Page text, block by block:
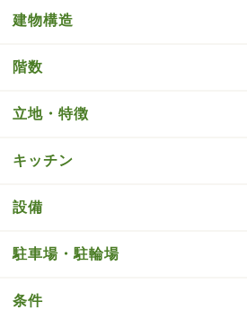
建物構造
階数
立地・特徴
キッチン
設備
駐車場・駐輪場
条件